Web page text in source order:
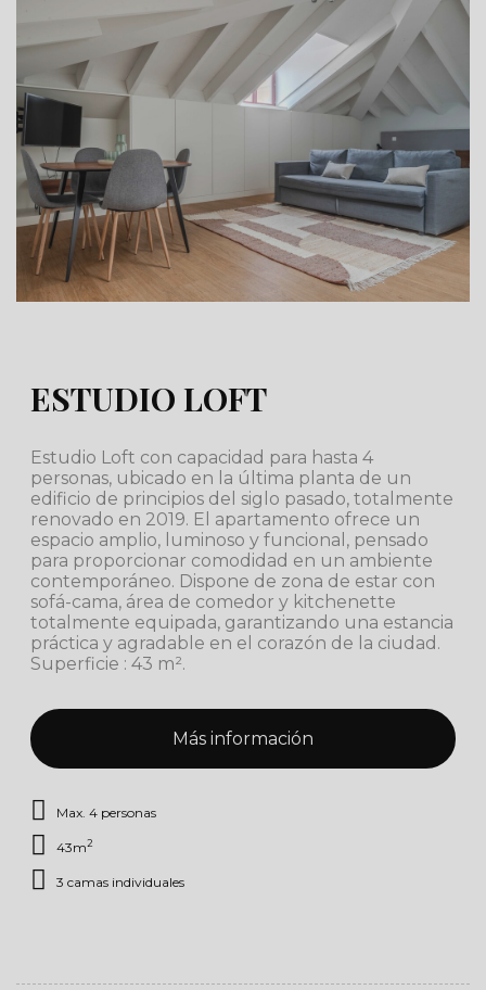
ESTUDIO LOFT
Estudio Loft con capacidad para hasta 4
personas, ubicado en la última planta de un
edificio de principios del siglo pasado, totalmente
renovado en 2019. El apartamento ofrece un
espacio amplio, luminoso y funcional, pensado
para proporcionar comodidad en un ambiente
contemporáneo. Dispone de zona de estar con
sofá-cama, área de comedor y kitchenette
totalmente equipada, garantizando una estancia
práctica y agradable en el corazón de la ciudad.
Superficie : 43 m².
Más información
Max. 4 personas
43m2
3 camas individuales